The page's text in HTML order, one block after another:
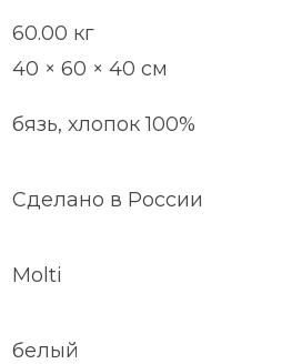
60.00 кг
40 × 60 × 40 см
бязь, хлопок 100%
Сделано в России
Molti
белый